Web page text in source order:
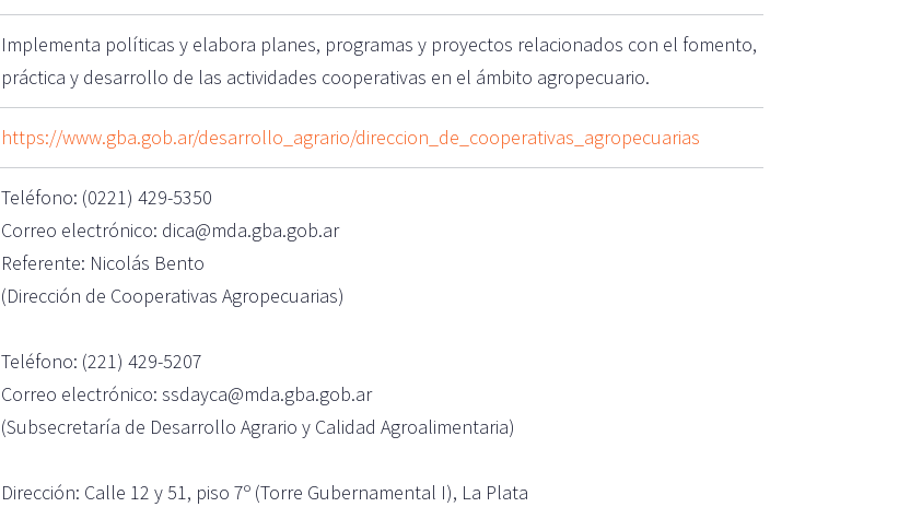
Implementa políticas y elabora planes, programas y proyectos relacionados con el fomento,
práctica y desarrollo de las actividades cooperativas en el ámbito agropecuario.
https://www.gba.gob.ar/desarrollo_agrario/direccion_de_cooperativas_agropecuarias
Teléfono: (0221) 429-5350
Correo electrónico: dica@mda.gba.gob.ar
Referente: Nicolás Bento
(Dirección de Cooperativas Agropecuarias)
Teléfono: (221) 429-5207
Correo electrónico: ssdayca@mda.gba.gob.ar
(Subsecretaría de Desarrollo Agrario y Calidad Agroalimentaria)
Dirección: Calle 12 y 51, piso 7º (Torre Gubernamental I), La Plata